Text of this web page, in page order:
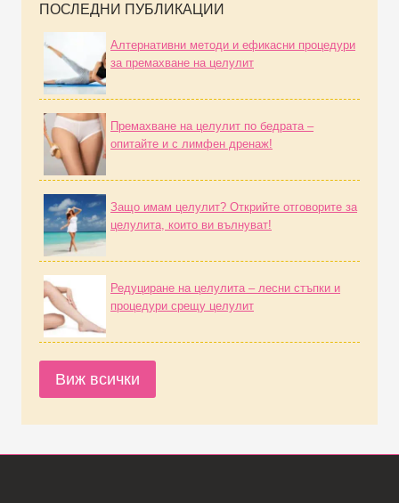
ПОСЛЕДНИ ПУБЛИКАЦИИ
Алтернативни методи и ефикасни процедури
за премахване на целулит
Премахване на целулит по бедрата –
опитайте и с лимфен дренаж!
Защо имам целулит? Открийте отговорите за
целулита, които ви вълнуват!
Редуциране на целулита – лесни стъпки и
процедури срещу целулит
Виж всички